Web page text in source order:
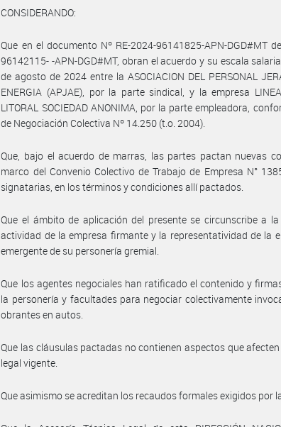
CONSIDERANDO:
Que en el documento Nº RE-2024-96141825-APN-DGD#MT
96142115- -APN-DGD#MT, obran el acuerdo y su escala
de agosto de 2024 entre la ASOCIACION DEL PERSONAL
ENERGIA (APJAE), por la parte sindical, y la empresa
LITORAL SOCIEDAD ANONIMA, por la parte empleadora,
de Negociación Colectiva Nº 14.250 (t.o. 2004).
Que, bajo el acuerdo de marras, las partes pactan nuevas
marco del Convenio Colectivo de Trabajo de Empresa N°
signatarias, en los términos y condiciones allí pactados.
Que el ámbito de aplicación del presente se circunscribe a
actividad de la empresa firmante y la representatividad de la
emergente de su personería gremial.
Que los agentes negociales han ratificado el contenido y
la personería y facultades para negociar colectivamente
obrantes en autos.
Que las cláusulas pactadas no contienen aspectos que
legal vigente.
Que asimismo se acreditan los recaudos formales exigidos por